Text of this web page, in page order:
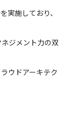
実施しており、
ジメント力の双
ウドアーキテク